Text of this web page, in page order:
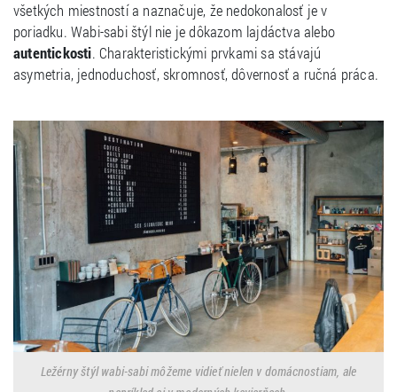
všetkých miestností a naznačuje, že nedokonalosť je v
poriadku. Wabi-sabi štýl nie je dôkazom lajdáctva alebo
autentickosti. Charakteristickými prvkami sa stávajú
asymetria, jednoduchosť, skromnosť, dôvernosť a ručná práca.
Ležérny štýl wabi-sabi môžeme vidieť nielen v domácnostiam, ale